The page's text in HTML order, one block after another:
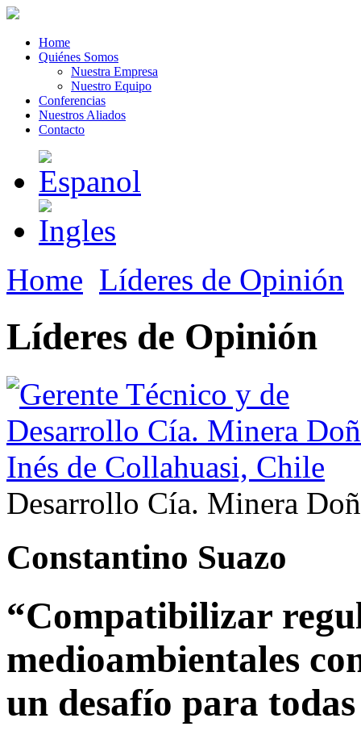
Home
Quiénes Somos
Nuestra Empresa
Nuestro Equipo
Conferencias
Nuestros Aliados
Contacto
Home Líderes de Opinión
Líderes de Opinión
Desarrollo Cía. Minera
Constantino Suazo
“Compatibilizar
medioambientales
un desafío para